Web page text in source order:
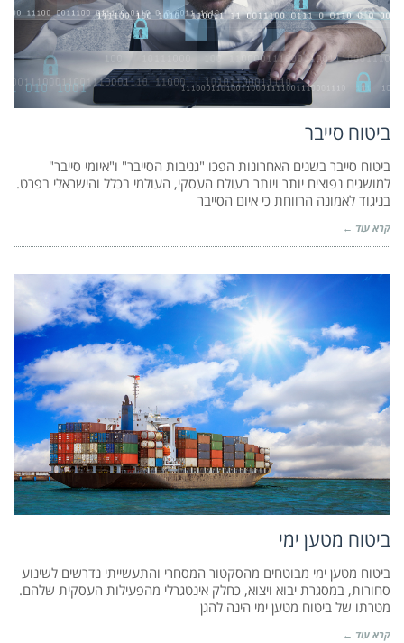
ביטוח סייבר
ביטוח סייבר בשנים האחרונות הפכו "גניבות הסייבר" ו"איומי סייבר"
למושגים נפוצים יותר ויותר בעולם העסקי, העולמי בכלל והישראלי בפרט.
בניגוד לאמונה הרווחת כי איום הסייבר
קרא עוד ←
ביטוח מטען ימי
ביטוח מטען ימי מבוטחים מהסקטור המסחרי והתעשייתי נדרשים לשינוע
סחורות, במסגרת יבוא ויצוא, כחלק אינטגרלי מהפעילות העסקית שלהם.
מטרתו של ביטוח מטען ימי הינה להגן
קרא עוד ←